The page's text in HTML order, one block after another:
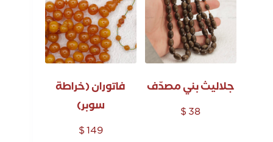
جلاليث بني مصدّف
$38
فاتوران (خراطة
سوبر)
$149